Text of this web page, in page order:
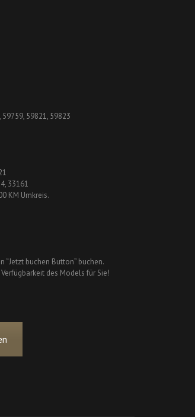
59759, 59821, 59823
33161
KM Umkreis.
buchen Button” buchen.
des Models für Sie!